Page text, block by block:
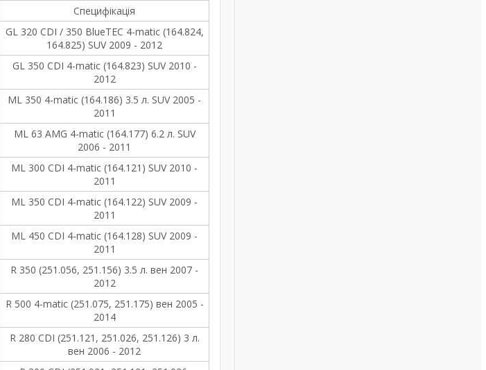
Специфікація
GL 320 CDI / 350 BlueTEC 4-matic (164.824,
164.825) SUV 2009 - 2012
GL 350 CDI 4-matic (164.823) SUV 2010 -
2012
ML 350 4-matic (164.186) 3.5 л. SUV 2005 -
2011
ML 63 AMG 4-matic (164.177) 6.2 л. SUV
2006 - 2011
ML 300 CDI 4-matic (164.121) SUV 2010 -
2011
ML 350 CDI 4-matic (164.122) SUV 2009 -
2011
ML 450 CDI 4-matic (164.128) SUV 2009 -
2011
R 350 (251.056, 251.156) 3.5 л. вен 2007 -
2012
R 500 4-matic (251.075, 251.175) вен 2005 -
2014
R 280 CDI (251.121, 251.026, 251.126) 3 л.
вен 2006 - 2012